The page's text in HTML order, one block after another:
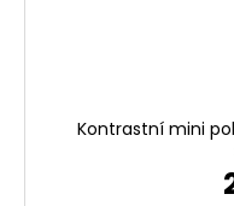
Kontrastní mini